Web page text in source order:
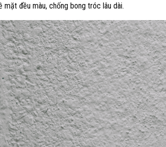
đều màu, chống bong tróc lâu dài.